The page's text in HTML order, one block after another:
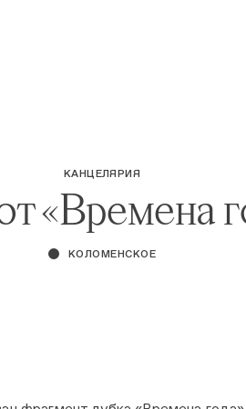
КАНЦЕЛЯРИЯ
«Времена
КОЛОМЕНСКОЕ